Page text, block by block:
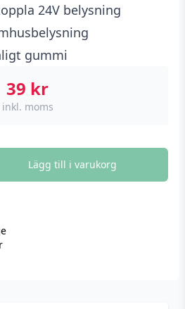
24V belysning
gummi
39 kr
inkl. moms
Lägg till i varukorg